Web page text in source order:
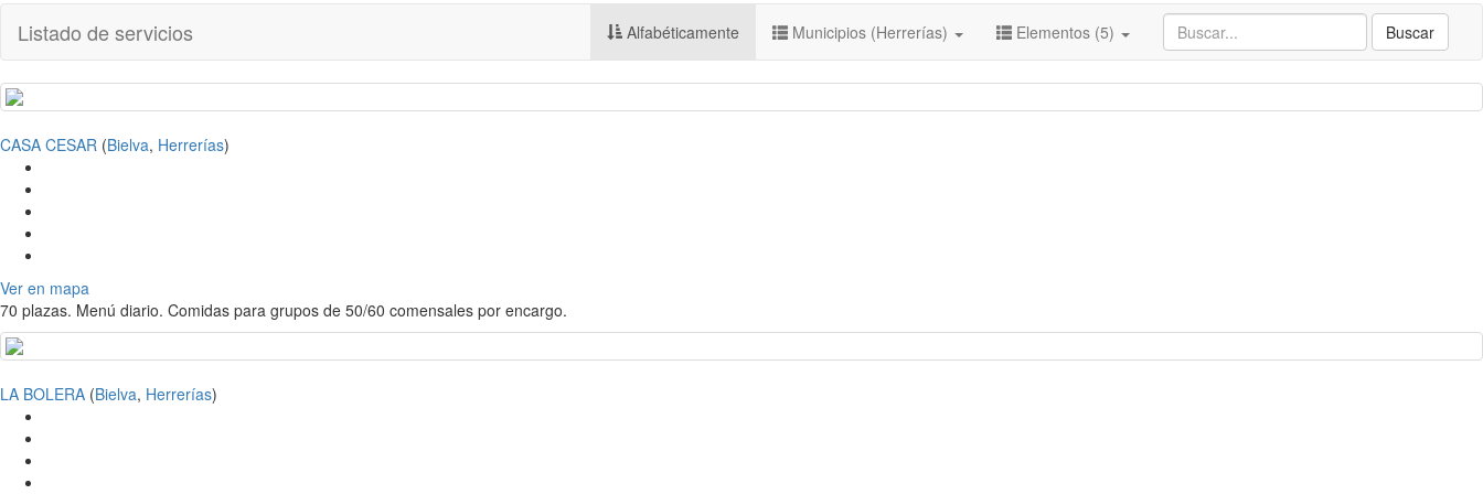
Listado de servicios Buscar
Alfabéticamente Municipios (Herrerías) Elementos (5)
CASA CESAR (Bielva, Herrerías)
Ver en mapa
70 plazas. Menú diario. Comidas para grupos de 50/60 comensales por encargo.
LA BOLERA (Bielva, Herrerías)